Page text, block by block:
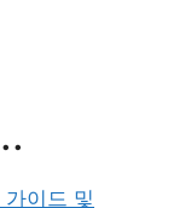
이드 및